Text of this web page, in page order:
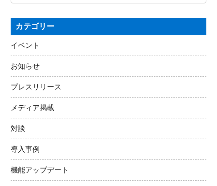
カテゴリー
イベント
お知らせ
プレスリリース
メディア掲載
対談
導入事例
機能アップデート